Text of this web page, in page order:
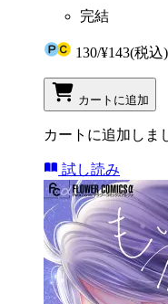
完結
130/¥143(税込)
カートに追加
カートに追加しま
試し読み